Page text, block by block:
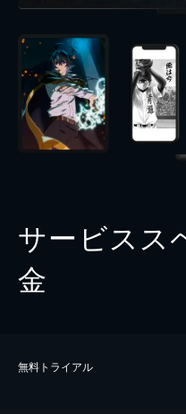
サービスス
金
無料トライアル